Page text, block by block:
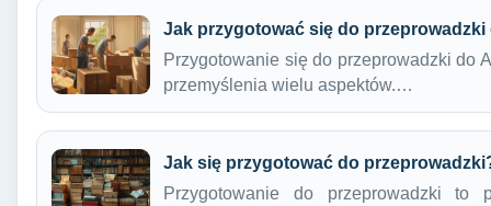
Jak przygotować się do
Przygotowanie się do przeprowadzki do
przemyślenia wielu aspektów.…
Jak się przygotować do
Przygotowanie do przeprowadzki to